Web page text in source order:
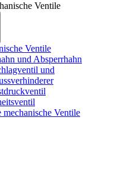
Ventile
Ventile
und Absperrhahn
und
mechanische Ventile